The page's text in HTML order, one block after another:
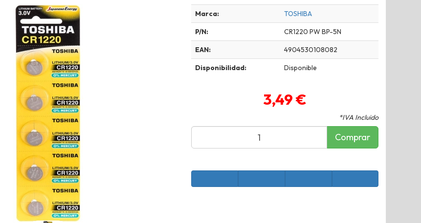
Marca: TOSHIBA
P/N: CR1220 PW BP-5N
EAN: 4904530108082
Disponibilidad: Disponible
3,49 €
*IVA Incluido
Comprar